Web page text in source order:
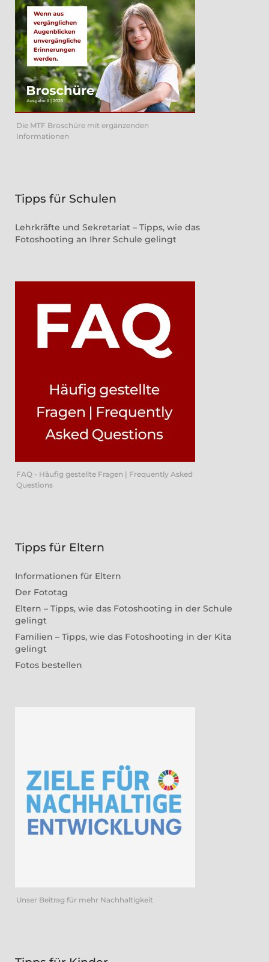
Die MTF Broschüre mit ergänzenden
Informationen
Tipps für Schulen
Lehrkräfte und Sekretariat – Tipps, wie das
Fotoshooting an Ihrer Schule gelingt
FAQ - Häufig gestellte Fragen | Frequently Asked
Questions
Tipps für Eltern
Informationen für Eltern
Der Fototag
Eltern – Tipps, wie das Fotoshooting in der Schule
gelingt
Familien – Tipps, wie das Fotoshooting in der Kita
gelingt
Fotos bestellen
Unser Beitrag für mehr Nachhaltigkeit